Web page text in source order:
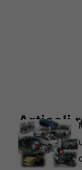
Articoli